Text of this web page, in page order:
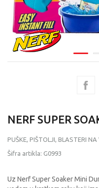
NERF SUPER
PUŠKE, PIŠTOLJI, BLASTERI NA
Šifra artikla: G0993
Uz Nerf Super Soaker Mini